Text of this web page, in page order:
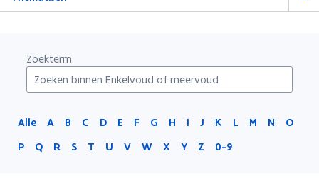
Enkelvoud
Zoekterm
Alle A B C D E F G H I J K L M N
O
P
Q R S T U V W X Y Z 0-9